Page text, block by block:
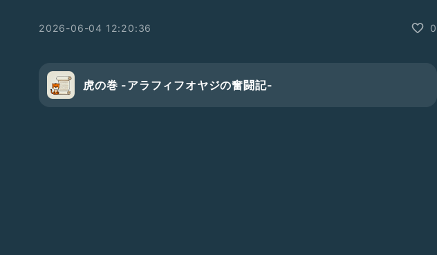
2026-06-04 12:20:36 0
虎の巻 -アラフィフオヤジの奮闘記-